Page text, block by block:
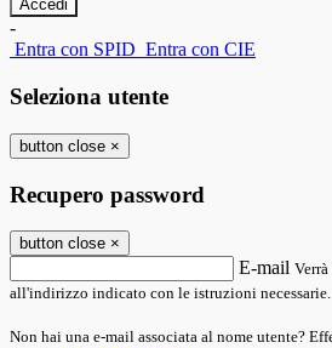
-
Entra con SPID Entra con CIE
Seleziona utente
button close ×
Recupero password
button close ×
E-mail
all'indirizzo indicato con le istruzioni necessarie.
Non hai una e-mail associata al nome utente?